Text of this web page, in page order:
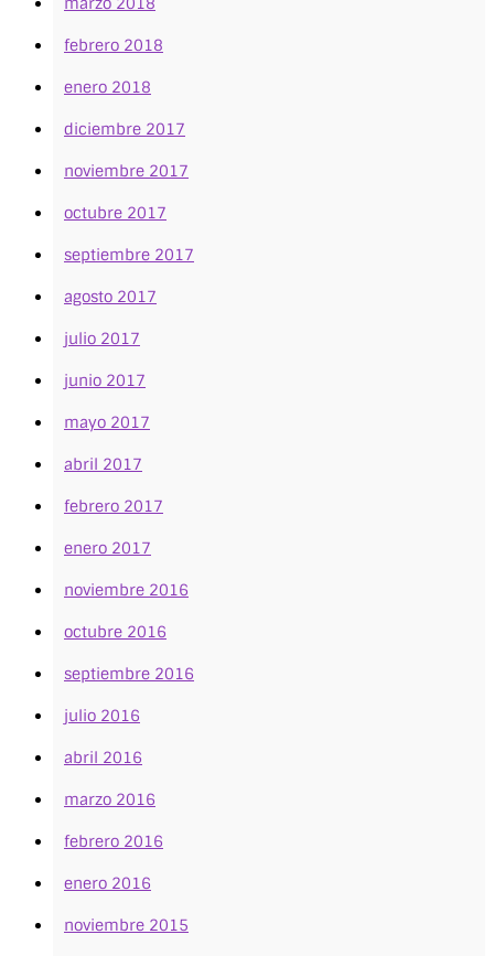
febrero 2018
enero 2018
diciembre 2017
noviembre 2017
octubre 2017
septiembre 2017
agosto 2017
julio 2017
junio 2017
mayo 2017
abril 2017
febrero 2017
enero 2017
noviembre 2016
octubre 2016
septiembre 2016
julio 2016
abril 2016
marzo 2016
febrero 2016
enero 2016
noviembre 2015